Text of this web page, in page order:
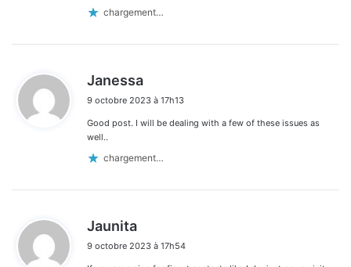
chargement…
Janessa
t
9 octobre 2023 à 17h13
Good post. I will be dealing with a few of these issues as
well..
chargement…
Jaunita
t
9 octobre 2023 à 17h54